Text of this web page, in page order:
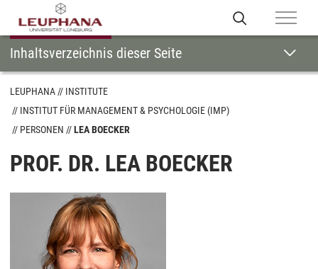
Inhaltsverzeichnis dieser Seite
LEUPHANA
INSTITUTE
INSTITUT FÜR MANAGEMENT & PSYCHOLOGIE (IMP)
PERSONEN
LEA BOECKER
PROF. DR. LEA BOECKER